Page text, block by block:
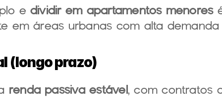
e dividir em apartamentos menores
em áreas urbanas com alta
(longo prazo)
renda passiva estável, com contratos